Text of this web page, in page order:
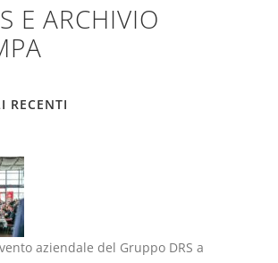
E ARCHIVIO
RECENTI
aziendale del Gruppo DRS a